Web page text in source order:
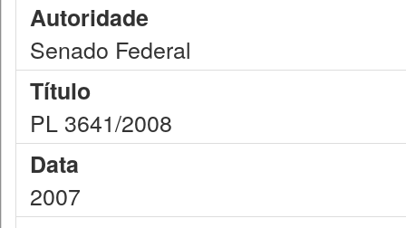
Autoridade
Senado Federal
Título
PL 3641/2008
Data
2007